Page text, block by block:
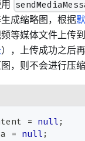
成缩略图，根据
等媒体文件上传
），上传成功之后
，则不会进行压缩
= null ;
= null ;